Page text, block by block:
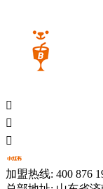



加盟热线: 400 876